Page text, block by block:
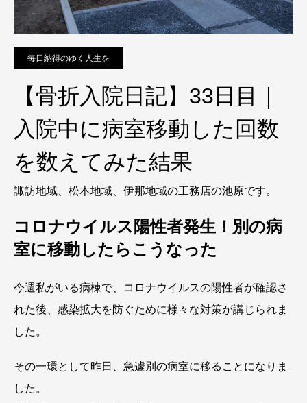
毎日納得のゆく人生を
【骨折入院日記】33日目｜
入院中に病室移動した回数
を数えてみた結果
諏訪地域、松本地域、伊那地域の工務店の池原です。
コロナウイルス陽性者発生！別の病
室に移動したらこうなった
今週私がいる病棟で、コロナウイルスの陽性者が確認さ
れた後、感染拡大を防ぐために様々な対策が講じられま
した。
その一環として昨日、急遽別の病室に移ることになりま
した。